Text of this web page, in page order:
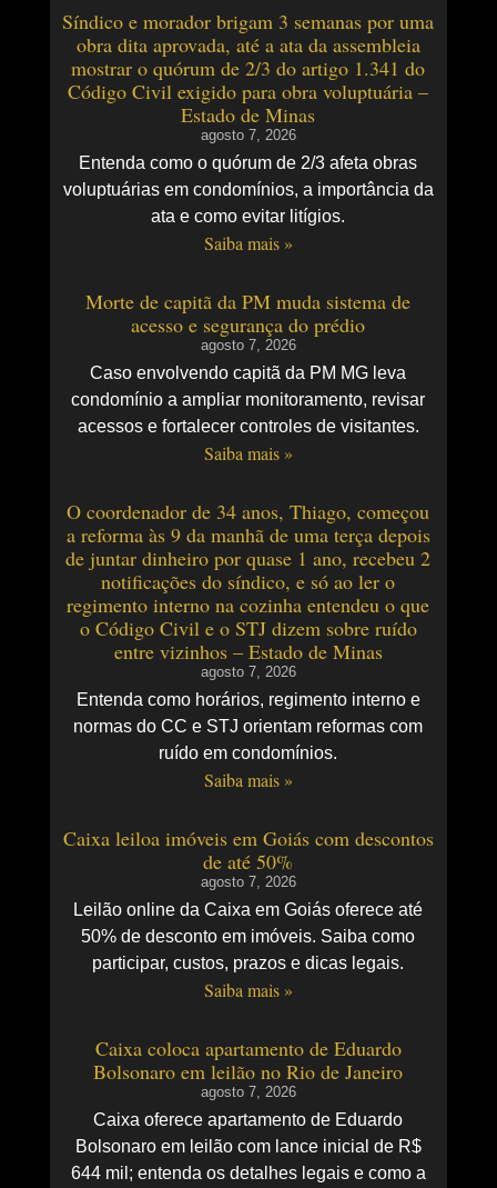
Síndico e morador brigam 3 semanas por uma
obra dita aprovada, até a ata da assembleia
mostrar o quórum de 2/3 do artigo 1.341 do
Código Civil exigido para obra voluptuária –
Estado de Minas
agosto 7, 2026
Entenda como o quórum de 2/3 afeta obras
voluptuárias em condomínios, a importância da
ata e como evitar litígios.
Saiba mais »
Morte de capitã da PM muda sistema de
acesso e segurança do prédio
agosto 7, 2026
Caso envolvendo capitã da PM MG leva
condomínio a ampliar monitoramento, revisar
acessos e fortalecer controles de visitantes.
Saiba mais »
O coordenador de 34 anos, Thiago, começou
a reforma às 9 da manhã de uma terça depois
de juntar dinheiro por quase 1 ano, recebeu 2
notificações do síndico, e só ao ler o
regimento interno na cozinha entendeu o que
o Código Civil e o STJ dizem sobre ruído
entre vizinhos – Estado de Minas
agosto 7, 2026
Entenda como horários, regimento interno e
normas do CC e STJ orientam reformas com
ruído em condomínios.
Saiba mais »
Caixa leiloa imóveis em Goiás com descontos
de até 50%
agosto 7, 2026
Leilão online da Caixa em Goiás oferece até
50% de desconto em imóveis. Saiba como
participar, custos, prazos e dicas legais.
Saiba mais »
Caixa coloca apartamento de Eduardo
Bolsonaro em leilão no Rio de Janeiro
agosto 7, 2026
Caixa oferece apartamento de Eduardo
Bolsonaro em leilão com lance inicial de R$
644 mil; entenda os detalhes legais e como a